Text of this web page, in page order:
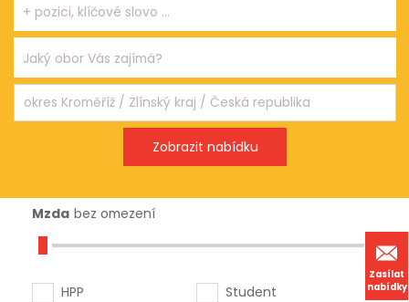
Zasílat
nabídky
Mzda bez omezení
HPP
Student